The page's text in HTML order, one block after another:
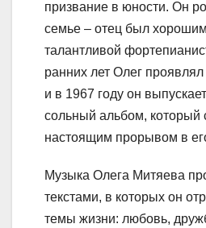
призвание в юности. Он
семье – отец был
талантливой
ранних лет Олег
и в 1967 году он
сольный альбом, который
настоящим прорывом в
Музыка Олега Митяева
текстами, в которых он
темы жизни: любовь,